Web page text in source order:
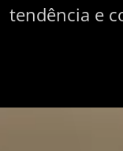
tendência e